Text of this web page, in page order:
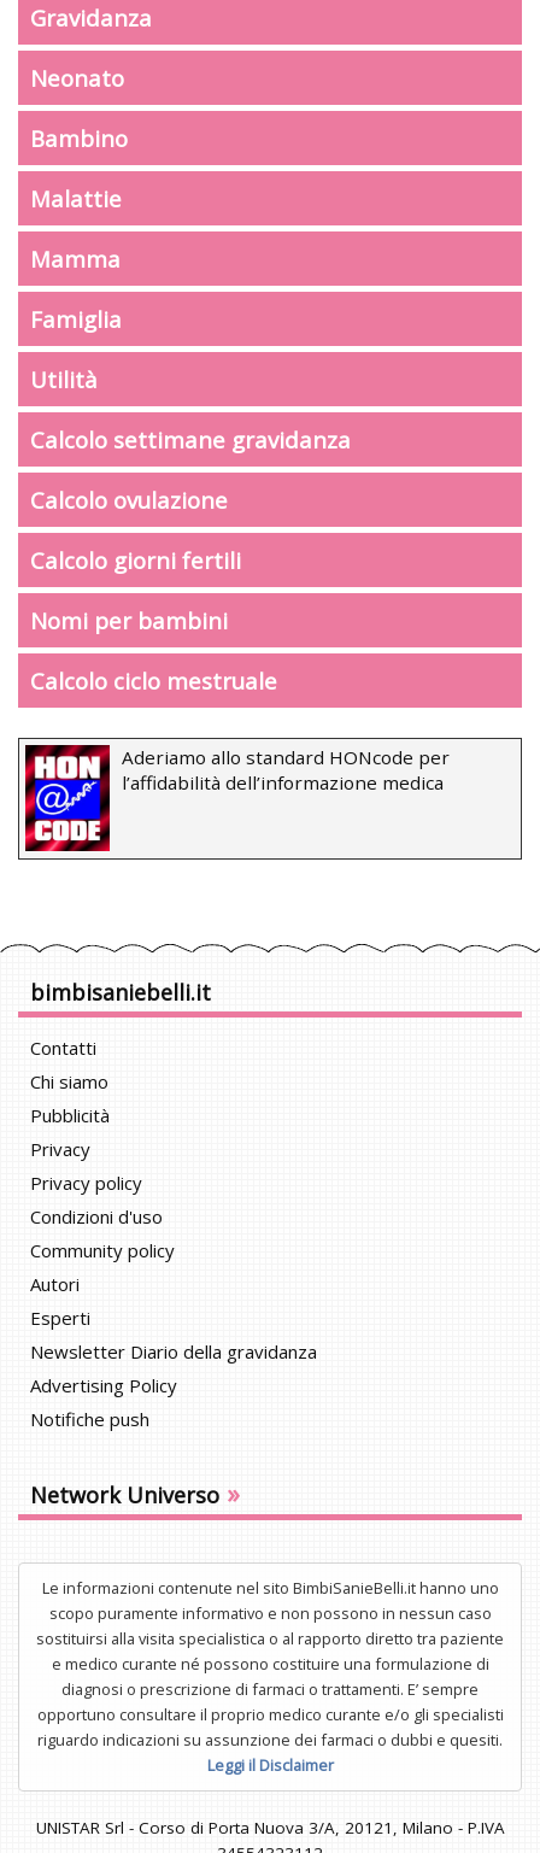
Gravidanza
Neonato
Bambino
Malattie
Mamma
Famiglia
Utilità
Calcolo settimane gravidanza
Calcolo ovulazione
Calcolo giorni fertili
Nomi per bambini
Calcolo ciclo mestruale
Aderiamo allo standard HONcode per
l’affidabilità dell’informazione medica
bimbisaniebelli.it
Contatti
Chi siamo
Pubblicità
Privacy
Privacy policy
Condizioni d'uso
Community policy
Autori
Esperti
Newsletter Diario della gravidanza
Advertising Policy
Notifiche push
Network Universo »
Le informazioni contenute nel sito BimbiSanieBelli.it hanno uno
scopo puramente informativo e non possono in nessun caso
sostituirsi alla visita specialistica o al rapporto diretto tra paziente
e medico curante né possono costituire una formulazione di
diagnosi o prescrizione di farmaci o trattamenti. E’ sempre
opportuno consultare il proprio medico curante e/o gli specialisti
riguardo indicazioni su assunzione dei farmaci o dubbi e quesiti.
Leggi il Disclaimer
UNISTAR Srl - Corso di Porta Nuova 3/A, 20121, Milano - P.IVA